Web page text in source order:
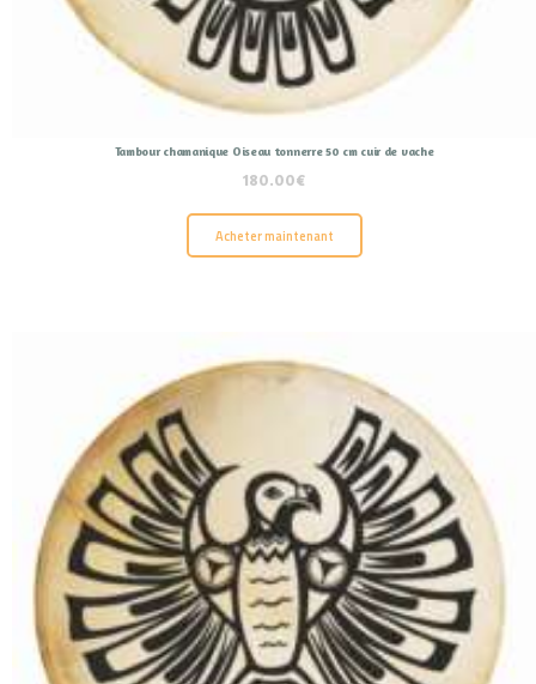
Tambour chamanique Oiseau tonnerre 50 cm cuir de vache
180.00€
Acheter maintenant